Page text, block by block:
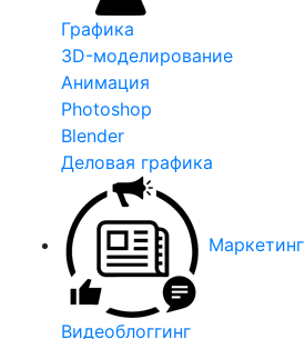
Графика
3D-моделирование
Анимация
Photoshop
Blender
Деловая графика
Маркетинг
Видеоблоггинг